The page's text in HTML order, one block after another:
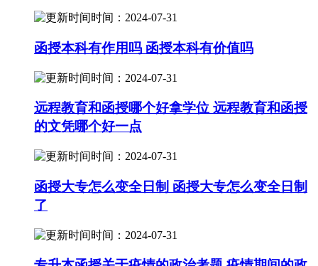
时间：2024-07-31
函授本科有作用吗 函授本科有价值吗
时间：2024-07-31
远程教育和函授哪个好拿学位 远程教育和函授
的文凭哪个好一点
时间：2024-07-31
函授大专怎么变全日制 函授大专怎么变全日制
了
时间：2024-07-31